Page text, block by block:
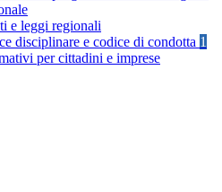
e leggi regionali
disciplinare e codice di condotta 1
per cittadini e imprese